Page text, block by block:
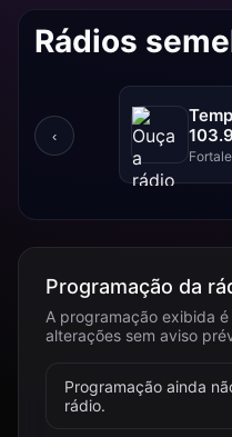
Rádios
‹
Programação da
A programação exibida
alterações sem aviso
Programação ainda
rádio.